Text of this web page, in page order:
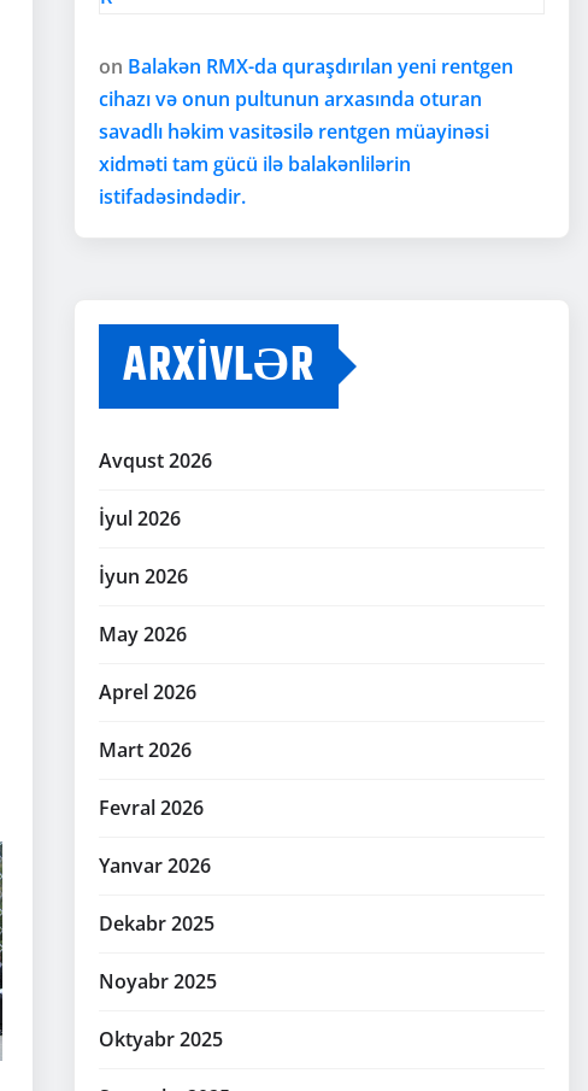
on Balakən RMX-da quraşdırılan yeni rentgen
cihazı və onun pultunun arxasında oturan
savadlı həkim vasitəsilə rentgen müayinəsi
xidməti tam gücü ilə balakənlilərin
istifadəsindədir.
ARXIVLƏR
Avqust 2026
İyul 2026
İyun 2026
May 2026
Aprel 2026
Mart 2026
Fevral 2026
Yanvar 2026
Dekabr 2025
Noyabr 2025
Oktyabr 2025